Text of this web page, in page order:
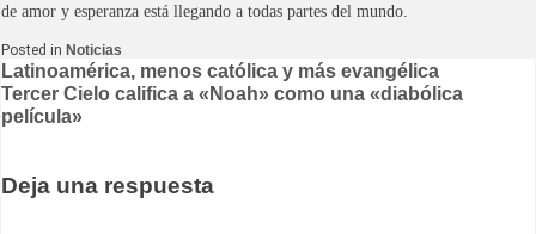
de amor y esperanza está llegando a todas partes del mundo.
Posted in Noticias
Navegación
de
Latinoamérica, menos católica y más evangélica
Tercer Cielo califica a «Noah» como una «diabólica
película»
Deja una respuesta